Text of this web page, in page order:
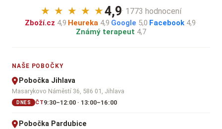
★ ★ ★ ★ ★4,9· 1773 hodnocení
Zboží.cz 4,9·Heureka 4,9·Google 5,0·Facebook 4,9·
Známý terapeut 4,7
NAŠE POBOČKY
Pobočka Jihlava
Masarykovo Náměstí 36, 586 01, Jihlava
DNES ČT9:30–12:00 · 13:00–16:00
Pobočka Pardubice